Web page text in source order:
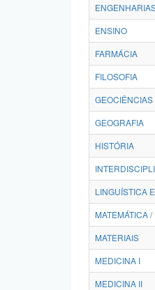
ENSINO
FARMÁCIA
FILOSOFIA
GEOCIÊNCIAS
GEOGRAFIA
HISTÓRIA
LINGUÍSTICA
MATEMÁTICA
MATERIAIS
MEDICINA I
MEDICINA II